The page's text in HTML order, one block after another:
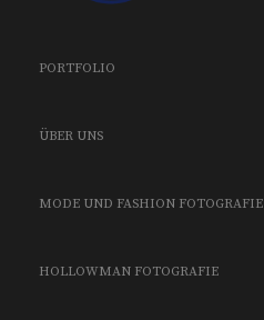
PORTFOLIO
ÜBER UNS
MODE UND FASHION FOTOGRAFIE
HOLLOWMAN FOTOGRAFIE